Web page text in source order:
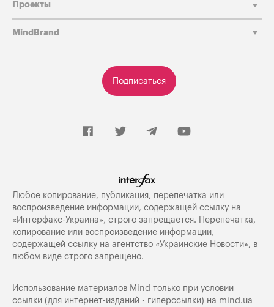
Подписаться
Проекты
MindBrand
Любое копирование, публикация, перепечатка или
воспроизведение информации, содержащей ссылку на
«Интерфакс-Украина», строго запрещается. Перепечатка,
копирование или воспроизведение информации,
содержащей ссылку на агентство «Украинские Новости», в
любом виде строго запрещено.
Использование материалов Mind только при условии
ссылки (для интернет-изданий - гиперссылки) на mind.ua